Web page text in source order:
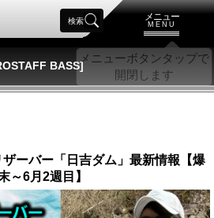
メニュー
MENU
検索
BASS]
ーバー「日吉ダム」最新情報【爆
～6月2週目】